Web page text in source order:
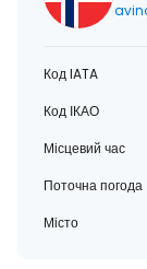
Код IATA
Код ІКАО
Місцевий час
Поточна погода
Місто